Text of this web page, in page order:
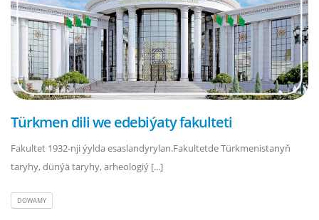
Türkmen dili we edebiýaty fakulteti
Fakultet 1932-nji ýylda esaslandyrylan.Fakultetde Türkmenistanyň
taryhy, dünýä taryhy, arheologiý [...]
DOWAMY